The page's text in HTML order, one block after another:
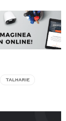
TALHARIE